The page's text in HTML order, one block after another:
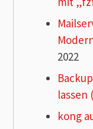
2022
lassen
kong